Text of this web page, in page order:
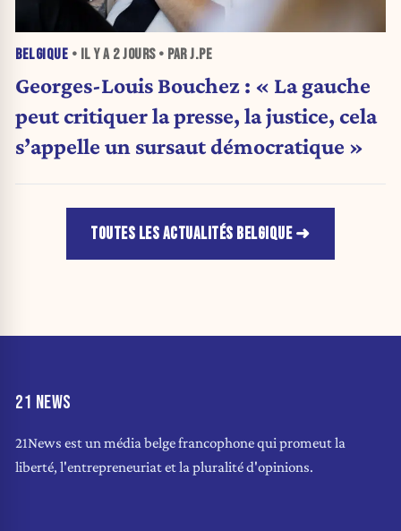
BELGIQUE • IL Y A 2 JOURS• PAR J.PE
Georges-Louis Bouchez : « La gauche
peut critiquer la presse, la justice, cela
s’appelle un sursaut démocratique »
TOUTES LES ACTUALITÉS BELGIQUE
21 NEWS
21News est un média belge francophone qui promeut la
liberté, l'entrepreneuriat et la pluralité d'opinions.